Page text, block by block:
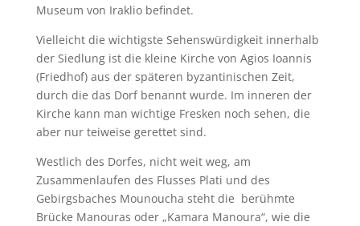
Museum von Iraklio befindet.
Vielleicht die wichtigste Sehenswürdigkeit innerhalb
der Siedlung ist die kleine Kirche von Agios Ioannis
(Friedhof) aus der späteren byzantinischen Zeit,
durch die das Dorf benannt wurde. Im inneren der
Kirche kann man wichtige Fresken noch sehen, die
aber nur teiweise gerettet sind.
Westlich des Dorfes, nicht weit weg, am
Zusammenlaufen des Flusses Plati und des
Gebirgsbaches Mounoucha steht die berühmte
Brücke Manouras oder „Kamara Manoura“, wie die